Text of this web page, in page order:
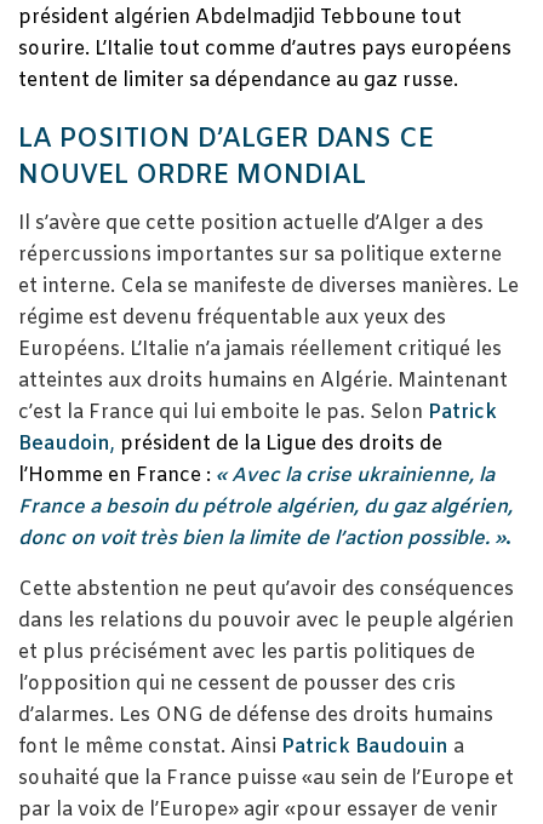
président algérien Abdelmadjid Tebboune tout
sourire. L’Italie tout comme d’autres pays européens
tentent de limiter sa dépendance au gaz russe.
LA POSITION D’ALGER DANS CE
NOUVEL ORDRE MONDIAL
Il s’avère que cette position actuelle d’Alger a des
répercussions importantes sur sa politique externe
et interne. Cela se manifeste de diverses manières. Le
régime est devenu fréquentable aux yeux des
Européens. L’Italie n’a jamais réellement critiqué les
atteintes aux droits humains en Algérie. Maintenant
c’est la France qui lui emboite le pas. Selon Patrick
Beaudoin, président de la Ligue des droits de
l’Homme en France : « Avec la crise ukrainienne, la
France a besoin du pétrole algérien, du gaz algérien,
donc on voit très bien la limite de l’action possible. ».
Cette abstention ne peut qu’avoir des conséquences
dans les relations du pouvoir avec le peuple algérien
et plus précisément avec les partis politiques de
l’opposition qui ne cessent de pousser des cris
d’alarmes. Les ONG de défense des droits humains
font le même constat. Ainsi Patrick Baudouin a
souhaité que la France puisse «au sein de l’Europe et
par la voix de l’Europe» agir «pour essayer de venir